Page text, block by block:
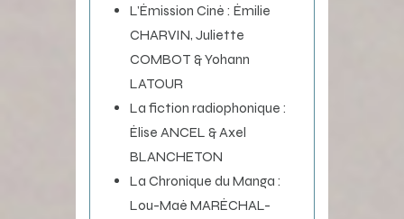
L’Émission Ciné : Émilie
CHARVIN, Juliette
COMBOT & Yohann
LATOUR
La fiction radiophonique :
Élise ANCEL & Axel
BLANCHETON
La Chronique du Manga :
Lou-Maé MARÉCHAL-